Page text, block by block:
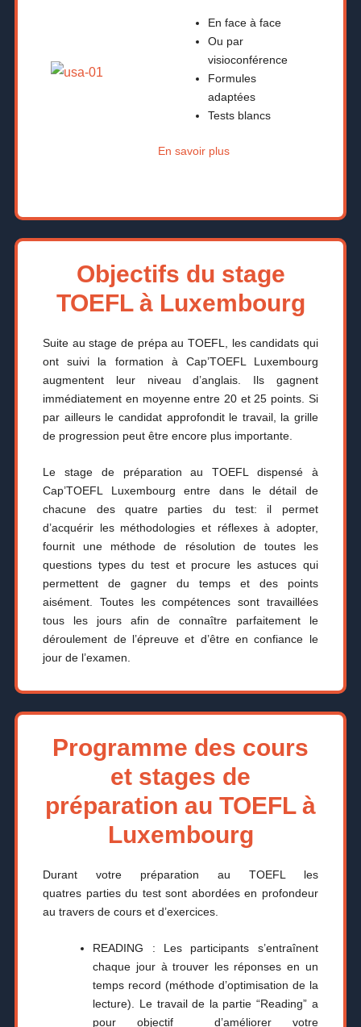
En face à face
Ou par
visioconférence
Formules
adaptées
Tests blancs
En savoir plus
Objectifs du stage
TOEFL à Luxembourg
Suite au stage de prépa au TOEFL, les candidats qui
ont suivi la formation à Cap’TOEFL Luxembourg
augmentent leur niveau d’anglais. Ils gagnent
immédiatement en moyenne entre 20 et 25 points. Si
par ailleurs le candidat approfondit le travail, la grille
de progression peut être encore plus importante.
Le stage de préparation au TOEFL dispensé à
Cap’TOEFL Luxembourg entre dans le détail de
chacune des quatre parties du test: il permet
d’acquérir les méthodologies et réflexes à adopter,
fournit une méthode de résolution de toutes les
questions types du test et procure les astuces qui
permettent de gagner du temps et des points
aisément. Toutes les compétences sont travaillées
tous les jours afin de connaître parfaitement le
déroulement de l’épreuve et d’être en confiance le
jour de l’examen.
Programme des cours
et stages de
préparation au TOEFL à
Luxembourg
Durant votre préparation au TOEFL les
quatres parties du test sont abordées en profondeur
au travers de cours et d’exercices.
READING : Les participants s’entraînent
chaque jour à trouver les réponses en un
temps record (méthode d’optimisation de la
lecture). Le travail de la partie “Reading” a
pour objectif d’améliorer votre